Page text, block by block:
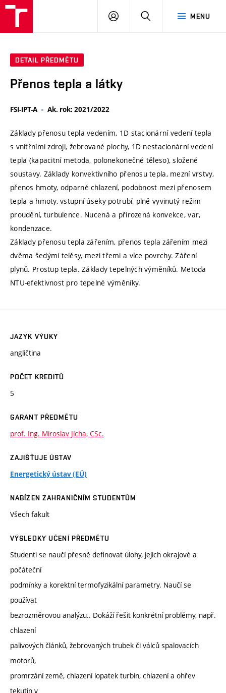
MENU
PŘIHLÁSIT
DETAIL PŘEDMĚTU
Přenos tepla a látky
FSI-IPT-A Ak. rok: 2021/2022
Základy přenosu tepla vedením, 1D stacionární vedení tepla
s vnitřními zdroji, žebrované plochy, 1D nestacionární vedení
tepla (kapacitní metoda, polonekonečné těleso), složené
soustavy. Základy konvektivního přenosu tepla, mezní vrstvy,
přenos hmoty, odparné chlazení, podobnost mezi přenosem
tepla a hmoty, vstupní úseky potrubí, plně vyvinutý režim
proudění, turbulence. Nucená a přirozená konvekce, var,
kondenzace.
Základy přenosu tepla zářením, přenos tepla zářením mezi
dvěma šedými telěsy, mezi třemi a více povrchy. Záření
plynů. Prostup tepla. Základy tepelných výměníků. Metoda
NTU-efektivnost pro tepelné výměníky.
JAZYK VÝUKY
angličtina
POČET KREDITŮ
5
GARANT PŘEDMĚTU
prof. Ing. Miroslav Jícha, CSc.
ZAJIŠŤUJE ÚSTAV
Energetický ústav (EÚ)
NABÍZEN ZAHRANIČNÍM STUDENTŮM
Všech fakult
VÝSLEDKY UČENÍ PŘEDMĚTU
Studenti se naučí přesně definovat úlohy, jejich okrajové a
počáteční
podmínky a korektní termofyzikální parametry. Naučí se
používat
bezrozměrovou analýzu.. Dokáží řešit konkrétní problémy, např.
chlazení
palivových článků, žebrovaných trubek či válců spalovacích
motorů,
promrzání země, chlazení lopatek turbin, chlazení a ohřev
tekutin v